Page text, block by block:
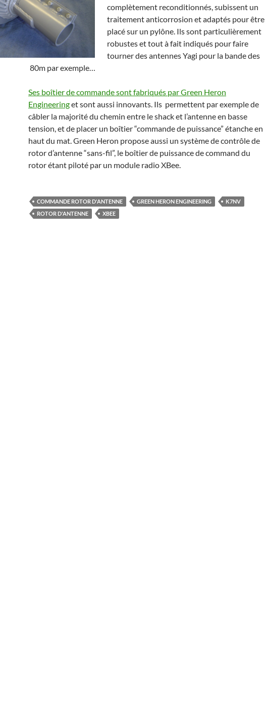
complètement reconditionnés, subissent un
traitement anticorrosion et adaptés pour être
placé sur un pylône. Ils sont particulièrement
robustes et tout à fait indiqués pour faire
tourner des antennes Yagi pour la bande des
80m par exemple…
Ses boîtier de commande sont fabriqués par Green Heron
Engineeringet sont aussi innovants. Ils permettent par exemple de
câbler la majorité du chemin entre le shack et l’antenne en basse
tension, et de placer un boîtier “commande de puissance” étanche en
haut du mat. Green Heron propose aussi un système de contrôle de
rotor d’antenne “sans-fil”, le boîtier de puissance de command du
rotor étant piloté par un module radio XBee.
COMMANDE ROTOR D'ANTENNE GREEN HERON ENGINEERING
K7NV
ROTOR D'ANTENNE
XBEE